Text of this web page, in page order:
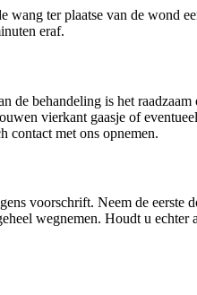
wang ter plaatse van de wond
eraf.
de behandeling is het raadzaam
vierkant gaasje of
contact met ons opnemen.
voorschrift. Neem de eerste
wegnemen. Houdt u echter